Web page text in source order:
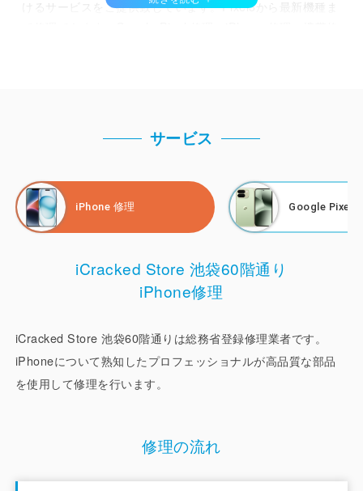
けるサービスをご提供致しています。Pixel3から最新機種ま
nubia、iPhone 各種モデルの修理は、お客様の目の前で実
施致します。画面交換、液晶交換、ガラス割れ、電池交換、
や設定サポート、機種変更のデータ移行も行っており、
iPhone修理は総務省登録修理業者の登録もしております。
「 Google 正規サービスプロバイダ 」また「シャープ認定
ただけるサービスをご提供致します。
副都心線）東武東上線、西武池袋線、JR（湘南新宿ライ
ン、埼京線 、山手線）など8路線が乗り入れており、非常に
利便性が良い地域です。「ビジネスエリア」「繁華街」「ロ
フト」「パルコ」などの商業施設もあり人が集まりやすいこ
客様に修理の依頼をいただいております。
池袋は北口、西口にもiPhoneの修理店がある激戦区です。
サービス
iPhone 修理 Google Pixel
iCracked Store 池袋60階通り
iPhone修理
iCracked Store 池袋60階通りは総務省登録修理業者です。
iPhoneについて熟知したプロフェッショナルが高品質な部品
を使用して修理を行います。
修理の流れ